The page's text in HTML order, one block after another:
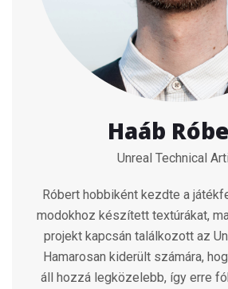
Haáb
Unreal Technical
Róbert hobbiként kezdte a
modokhoz készített textúrákat,
projekt kapcsán találkozott az
Hamarosan kiderült számára,
áll hozzá legközelebb, így erre